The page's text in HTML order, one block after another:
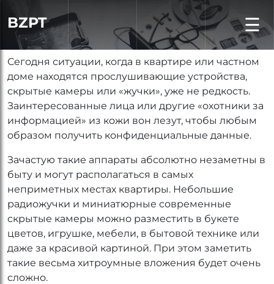
BZPT ☰
Сегодня ситуации, когда в квартире или частном
доме находятся прослушивающие устройства,
скрытые камеры или «жучки», уже не редкость.
Заинтересованные лица или другие «охотники за
информацией» из кожи вон лезут, чтобы любым
образом получить конфиденциальные данные.
Зачастую такие аппараты абсолютно незаметны в
быту и могут располагаться в самых
неприметных местах квартиры. Небольшие
радиожучки и миниатюрные современные
скрытые камеры можно разместить в букете
цветов, игрушке, мебели, в бытовой технике или
даже за красивой картиной. При этом заметить
такие весьма хитроумные вложения будет очень
сложно.